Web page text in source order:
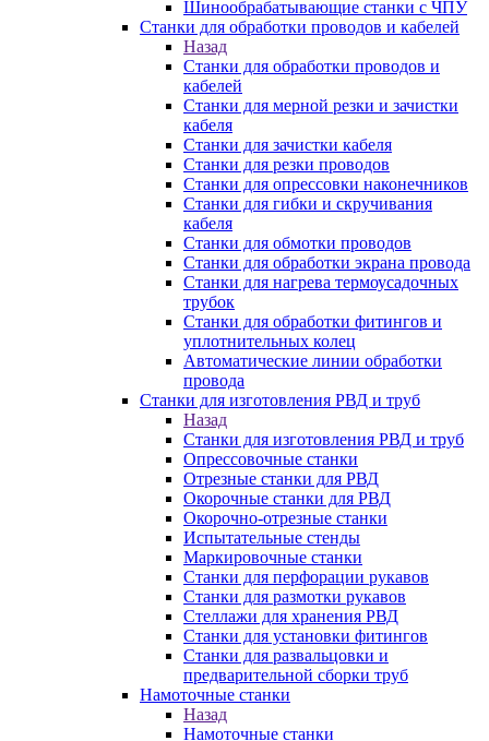
Шинообрабатывающие станки с ЧПУ
Станки для обработки проводов и кабелей
Назад
Станки для обработки проводов и
кабелей
Станки для мерной резки и зачистки
кабеля
Станки для зачистки кабеля
Станки для резки проводов
Станки для опрессовки наконечников
Станки для гибки и скручивания
кабеля
Станки для обмотки проводов
Станки для обработки экрана провода
Станки для нагрева термоусадочных
трубок
Станки для обработки фитингов и
уплотнительных колец
Автоматические линии обработки
провода
Станки для изготовления РВД и труб
Назад
Станки для изготовления РВД и труб
Опрессовочные станки
Отрезные станки для РВД
Окорочные станки для РВД
Окорочно-отрезные станки
Испытательные стенды
Маркировочные станки
Станки для перфорации рукавов
Станки для размотки рукавов
Стеллажи для хранения РВД
Станки для установки фитингов
Станки для развальцовки и
предварительной сборки труб
Намоточные станки
Назад
Намоточные станки